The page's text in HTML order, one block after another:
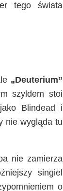
tego świata
„Deuterium”
szyldem stoi
Blindead i
nie wygląda tu
nie zamierza
singiel
o